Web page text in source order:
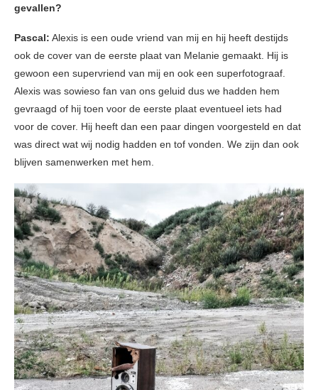
gevallen?
Pascal: Alexis is een oude vriend van mij en hij heeft destijds
ook de cover van de eerste plaat van Melanie gemaakt. Hij is
gewoon een supervriend van mij en ook een superfotograaf.
Alexis was sowieso fan van ons geluid dus we hadden hem
gevraagd of hij toen voor de eerste plaat eventueel iets had
voor de cover. Hij heeft dan een paar dingen voorgesteld en dat
was direct wat wij nodig hadden en tof vonden. We zijn dan ook
blijven samenwerken met hem.